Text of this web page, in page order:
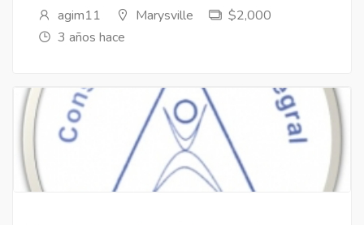
agim11
Marysville
$2,000
3 años hace